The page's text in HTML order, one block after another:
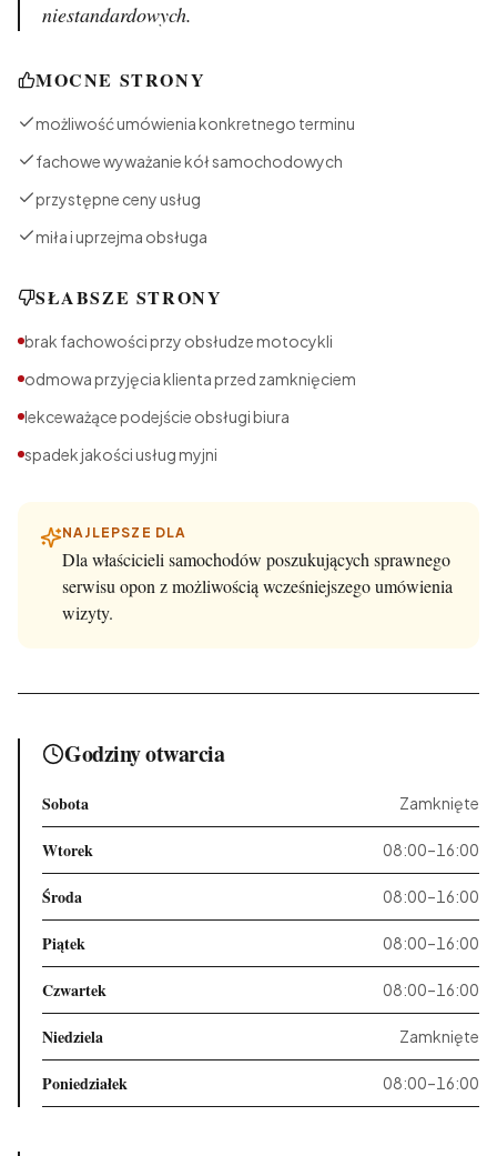
niestandardowych.
MOCNE STRONY
możliwość umówienia konkretnego terminu
fachowe wyważanie kół samochodowych
przystępne ceny usług
miła i uprzejma obsługa
SŁABSZE STRONY
brak fachowości przy obsłudze motocykli
odmowa przyjęcia klienta przed zamknięciem
lekceważące podejście obsługi biura
spadek jakości usług myjni
NAJLEPSZE DLA
Dla właścicieli samochodów poszukujących sprawnego
serwisu opon z możliwością wcześniejszego umówienia
wizyty.
Godziny otwarcia
Sobota Zamknięte
Wtorek 08:00–16:00
Środa 08:00–16:00
Piątek 08:00–16:00
Czwartek 08:00–16:00
Niedziela Zamknięte
Poniedziałek 08:00–16:00